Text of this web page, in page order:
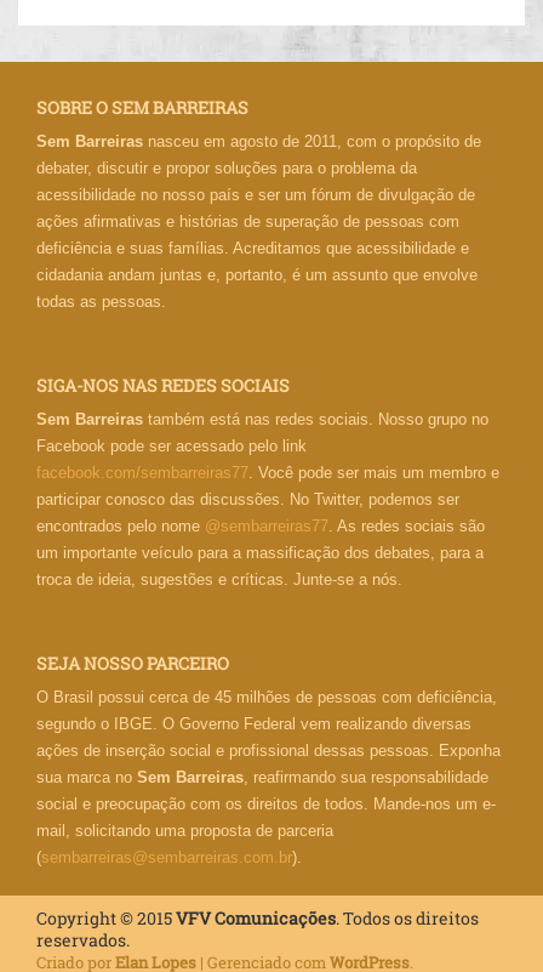
SOBRE O SEM BARREIRAS
Sem Barreiras nasceu em agosto de 2011, com o propósito de
debater, discutir e propor soluções para o problema da
acessibilidade no nosso país e ser um fórum de divulgação de
ações afirmativas e histórias de superação de pessoas com
deficiência e suas famílias. Acreditamos que acessibilidade e
cidadania andam juntas e, portanto, é um assunto que envolve
todas as pessoas.
SIGA-NOS NAS REDES SOCIAIS
Sem Barreiras também está nas redes sociais. Nosso grupo no
Facebook pode ser acessado pelo link
facebook.com/sembarreiras77. Você pode ser mais um membro e
participar conosco das discussões. No Twitter, podemos ser
encontrados pelo nome @sembarreiras77. As redes sociais são
um importante veículo para a massificação dos debates, para a
troca de ideia, sugestões e críticas. Junte-se a nós.
SEJA NOSSO PARCEIRO
O Brasil possui cerca de 45 milhões de pessoas com deficiência,
segundo o IBGE. O Governo Federal vem realizando diversas
ações de inserção social e profissional dessas pessoas. Exponha
sua marca no Sem Barreiras, reafirmando sua responsabilidade
social e preocupação com os direitos de todos. Mande-nos um e-
mail, solicitando uma proposta de parceria
(sembarreiras@sembarreiras.com.br).
Copyright © 2015VFV Comunicações. Todos os direitos
reservados.
Criado porElan Lopes | Gerenciado comWordPress.